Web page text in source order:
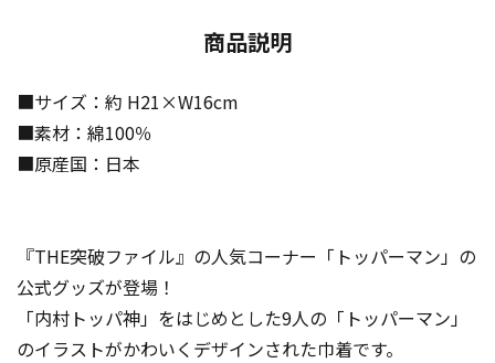
商品説明
■サイズ：約 H21×W16cm
■素材：綿100％
■原産国：日本
『THE突破ファイル』の人気コーナー「トッパーマン」の
公式グッズが登場！
「内村トッパ神」をはじめとした9人の「トッパーマン」
のイラストがかわいくデザインされた巾着です。